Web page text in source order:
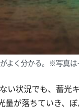
よく分かる。※写真
状況でも、蓄光
が落ちていき、